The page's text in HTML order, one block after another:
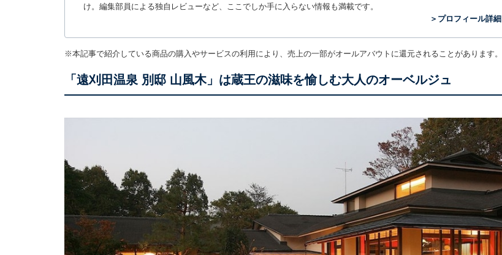
け。編集部員による独自レビューなど、ここでしか手に入らない情報も満載です。
＞プロフィール詳細
※本記事で紹介している商品の購入やサービスの利用により、売上の一部がオールアバウトに還元されることがあります。
「遠刈田温泉 別邸 山風木」は蔵王の滋味を愉しむ大人のオーベルジュ